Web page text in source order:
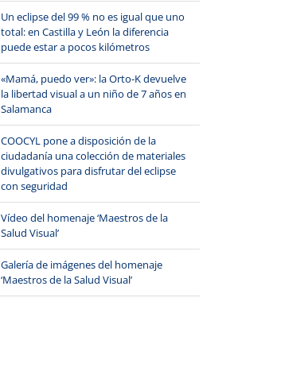
Un eclipse del 99 % no es igual que uno
total: en Castilla y León la diferencia
puede estar a pocos kilómetros
«Mamá, puedo ver»: la Orto-K devuelve
la libertad visual a un niño de 7 años en
Salamanca
COOCYL pone a disposición de la
ciudadanía una colección de materiales
divulgativos para disfrutar del eclipse
con seguridad
Vídeo del homenaje ‘Maestros de la
Salud Visual’
Galería de imágenes del homenaje
‘Maestros de la Salud Visual’